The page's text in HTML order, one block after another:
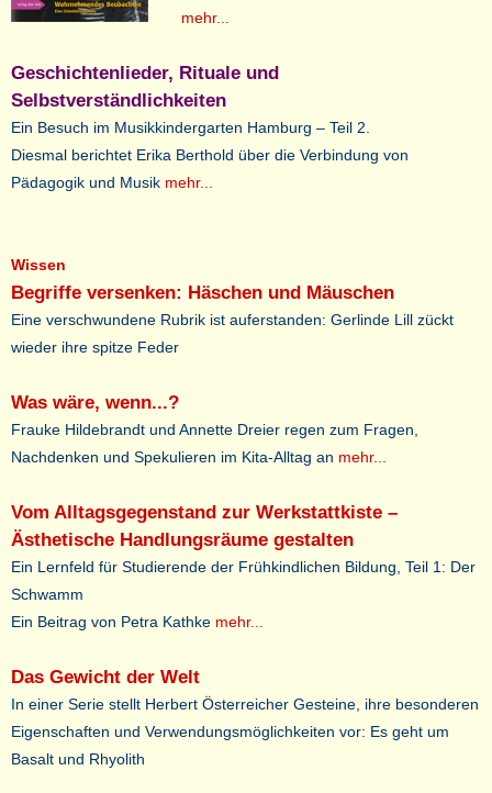
mehr...
Geschichtenlieder, Rituale und
Selbstverständlichkeiten
Ein Besuch im Musikkindergarten Hamburg – Teil 2.
Diesmal berichtet Erika Berthold über die Verbindung von
Pädagogik und Musik mehr...
Wissen
Begriffe versenken: Häschen und Mäuschen
Eine verschwundene Rubrik ist auferstanden: Gerlinde Lill zückt
wieder ihre spitze Feder
Was wäre, wenn...?
Frauke Hildebrandt und Annette Dreier regen zum Fragen,
Nachdenken und Spekulieren im Kita-Alltag an mehr...
Vom Alltagsgegenstand zur Werkstattkiste –
Ästhetische Handlungsräume gestalten
Ein Lernfeld für Studierende der Frühkindlichen Bildung, Teil 1: Der
Schwamm
Ein Beitrag von Petra Kathke mehr...
Das Gewicht der Welt
In einer Serie stellt Herbert Österreicher Gesteine, ihre besonderen
Eigenschaften und Verwendungsmöglichkeiten vor: Es geht um
Basalt und Rhyolith